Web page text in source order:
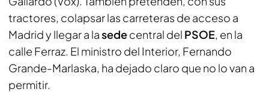
tractores, colapsar las carreteras de acceso a
Madrid y llegar a lasedecentral del PSOE, en la
calle Ferraz. El ministro del Interior, Fernando
Grande-Marlaska, ha dejado claro que no lo van a
permitir.